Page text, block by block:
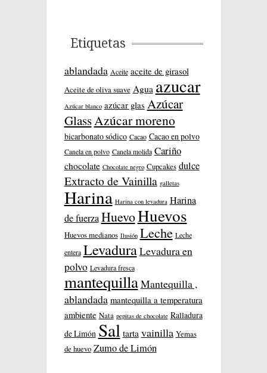
Etiquetas
ablandada Aceite aceite de girasol
Aceite de oliva suave Agua azucar
Azúcar blanco azúcar glas Azúcar
GlassAzúcar moreno
bicarbonato sódico Cacao Cacao en polvo
Canela en polvo Canela molida Cariño
chocolate Chocolate negro Cupcakes dulce
Extracto de Vainilla galletas
Harina Harina con levadura Harina
de fuerza HuevoHuevos
Huevos medianos Ilusión Leche Leche
entera LevaduraLevadura en
polvo Levadura fresca
mantequillaMantequilla ,
ablandada mantequilla a temperatura
ambiente Nata pepitas de chocolate Ralladura
de Limón Sal tarta vainilla Yemas
de huevo Zumo de Limón